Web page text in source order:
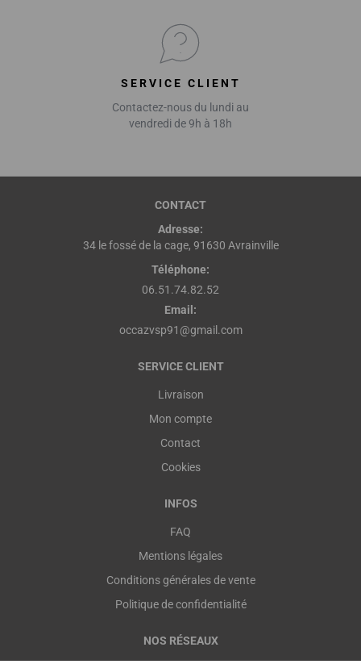
SERVICE CLIENT
Contactez-nous du lundi au
vendredi de 9h à 18h
CONTACT
Adresse:
34 le fossé de la cage, 91630 Avrainville
Téléphone:
06.51.74.82.52
Email:
occazvsp91@gmail.com
SERVICE CLIENT
Livraison
Mon compte
Contact
Cookies
INFOS
FAQ
Mentions légales
Conditions générales de vente
Politique de confidentialité
NOS RÉSEAUX